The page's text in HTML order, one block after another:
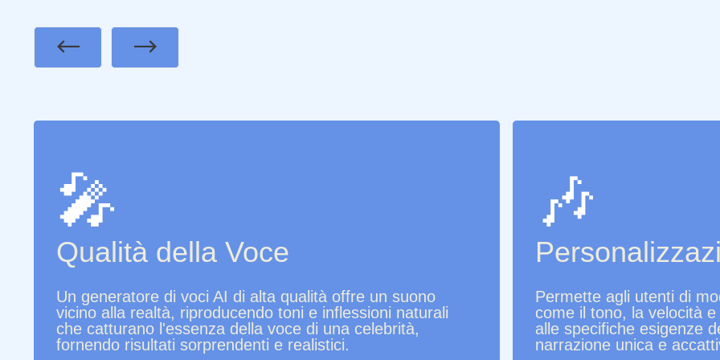
🎤
Qualità della Voce
Un generatore di voci AI di alta qualità offre un suono
vicino alla realtà, riproducendo toni e inflessioni naturali
che catturano l'essenza della voce di una celebrità,
fornendo risultati sorprendenti e realistici.
🎶
Permette agli utenti di
come il tono, la velocità
alle specifiche esigenze
narrazione unica e
PreviousNext